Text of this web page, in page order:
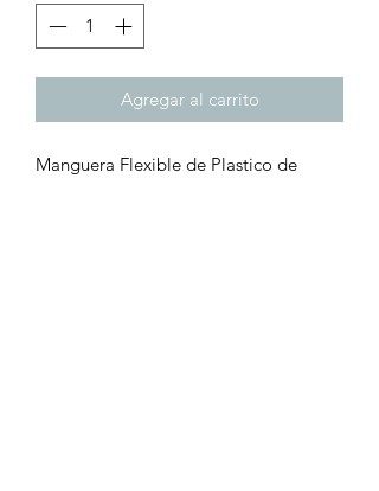
Agregar al carrito
Manguera Flexible de Plastico de